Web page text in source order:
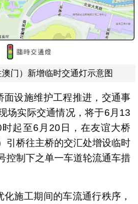
门）新增临时交通灯示意图
面设施维护工程推进，交通事
场实际交通情况，将于6月13
起至6月20日，在友谊大桥
引桥往主桥的交汇处增设临时
控制下之单一车道轮流通车措
施工期间的车流通行秩序，